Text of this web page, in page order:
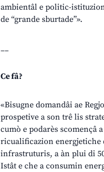
ambientâl e politic-
de “grande sburtade”».
__
Ce fâ?
«Bisugne domandâi ae
prospetive a son trê lis
cumò e podarès
ricualificazion energjetiche
infrastruturis, a àn plui di
Istât e che a consumin